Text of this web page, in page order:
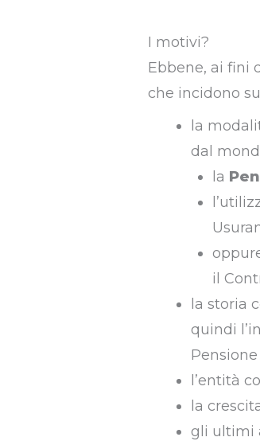
I motivi?
Ebbene, ai fini
che incidono
la
dal
la
il
la storia
quindi
Pensione
l’entità
la
gli ultimi